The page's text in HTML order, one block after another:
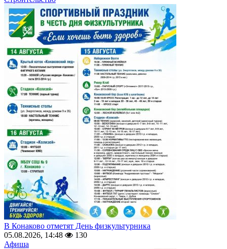
В Конаково отметят День физкультурника
05.08.2026, 14:48
130
Афиша